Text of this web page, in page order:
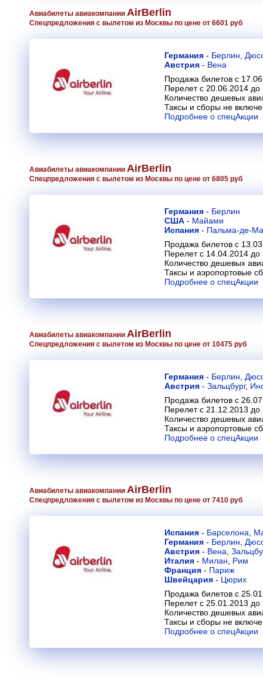
Авиабилеты авиакомпании AirBerlin
Спецпредложения с вылетом из Москвы по цене от 6601 руб
Германия - Берлин
Австрия - Вена
Продажа билетов с
Перелет с 20.06.2014 до
Количество дешевых
Таксы и сборы не
Подробнее о спецАкции
Авиабилеты авиакомпании AirBerlin
Спецпредложения с вылетом из Москвы по цене от 6805 руб
Германия - Берлин
США - Майами
Испания - Пальма-де-
Продажа билетов с
Перелет с 14.04.2014 до
Количество дешевых
Таксы и аэропортовые
Подробнее о спецАкции
Авиабилеты авиакомпании AirBerlin
Спецпредложения с вылетом из Москвы по цене от 10475 руб
Германия - Берлин
Австрия - Зальцбург,
Продажа билетов с
Перелет с 21.12.2013 до
Количество дешевых
Таксы и аэропортовые
Подробнее о спецАкции
Авиабилеты авиакомпании AirBerlin
Спецпредложения с вылетом из Москвы по цене от 7410 руб
Испания - Барселона
Германия - Берлин
Австрия - Вена
Италия - Милан
Рим
Франция - Париж
Швейцария - Цюрих
Продажа билетов с
Перелет с 25.01.2013 до
Количество дешевых
Таксы и сборы не
Подробнее о спецАкции